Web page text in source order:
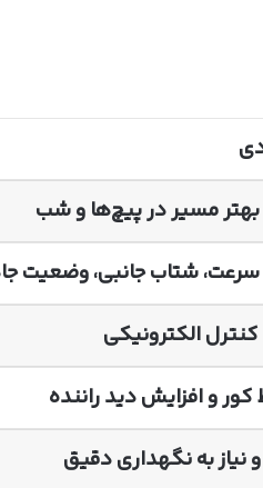
مسیر در پیچ‌ها و شب
سرعت، شتاب جانبی، وضعیت
کنترل الکترونیکی
و افزایش دید راننده
و نیاز به نگهداری دقیق